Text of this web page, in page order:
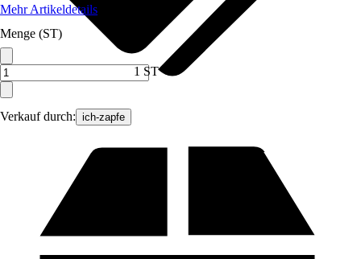
Verkauf durch: ich-zapfe
Mehr Artikeldetails
Menge (ST)
1 ST